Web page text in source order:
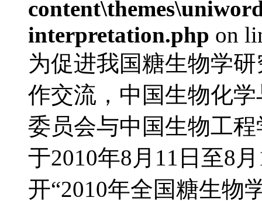
interpretation.php on
为促进我国糖生物学
作交流，中国生物化
委员会与中国生物工
于2010年8月11日至8
开“2010年全国糖生物